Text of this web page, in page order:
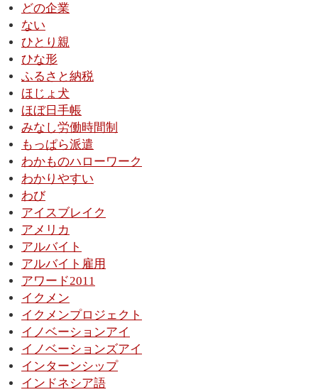
どの企業
ない
ひとり親
ひな形
ふるさと納税
ほじょ犬
ほぼ日手帳
みなし労働時間制
もっぱら派遣
わかものハローワーク
わかりやすい
わび
アイスブレイク
アメリカ
アルバイト
アルバイト雇用
アワード2011
イクメン
イクメンプロジェクト
イノベーションアイ
イノベーションズアイ
インターンシップ
インドネシア語